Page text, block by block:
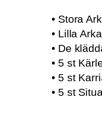
• Stora
• Lilla
• De
• 5 st
• 5 st
• 5 st